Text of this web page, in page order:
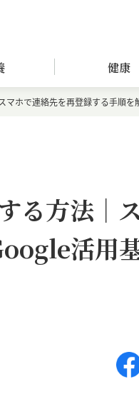
健康
ホで連絡先を再登録する手順を
る方法｜
活用基